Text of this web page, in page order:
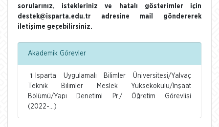
sorularınız, istekleriniz ve hatalı gösterimler için
destek@isparta.edu.tr adresine mail göndererek
iletişime geçebilirsiniz.
Akademik Görevler
1
Isparta Uygulamalı Bilimler Üniversitesi/Yalvaç
Teknik Bilimler Meslek Yüksekokulu/İnşaat
Bölümü/Yapı Denetimi Pr./ Öğretim Görevlisi
(2022-...)